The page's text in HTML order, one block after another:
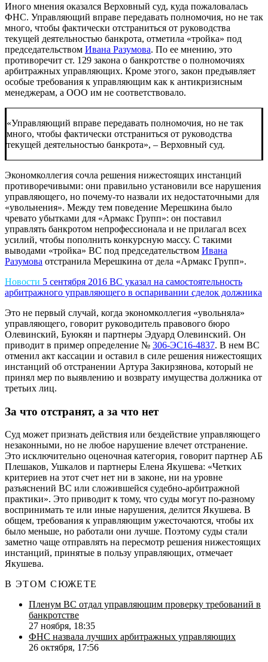
Иного мнения оказался Верховный суд, куда пожаловалась
ФНС. Управляющий вправе передавать полномочия, но не так
много, чтобы фактически отстраниться от руководства
текущей деятельностью банкрота, отметила «тройка» под
председательством Ивана Разумова. По ее мнению, это
противоречит ст. 129 закона о банкротстве о полномочиях
арбитражных управляющих. Кроме этого, закон предъявляет
особые требования к управляющим как к антикризисным
менеджерам, а ООО им не соответствовало.
«Управляющий вправе передавать полномочия, но не так
много, чтобы фактически отстраниться от руководства
текущей деятельностью банкрота», – Верховный суд.
Экономколлегия сочла решения нижестоящих инстанций
противоречивыми: они правильно установили все нарушения
управляющего, но почему-то назвали их недостаточными для
«увольнения». Между тем поведение Мерешкина было
чревато убытками для «Армакс Групп»: он поставил
управлять банкротом непрофессионала и не прилагал всех
усилий, чтобы пополнить конкурсную массу. С такими
выводами «тройка» ВС под председательством Ивана
Разумова отстранила Мерешкина от дела «Армакс Групп».
Новости 5 сентября 2016 ВС указал на самостоятельность
арбитражного управляющего в оспаривании сделок должника
Это не первый случай, когда экономколлегия «увольняла»
управляющего, говорит руководитель правового бюро
Олевинский, Буюкян и партнеры Эдуард Олевинский. Он
приводит в пример определение № 306-ЭС16-4837. В нем ВС
отменил акт кассации и оставил в силе решения нижестоящих
инстанций об отстранении Артура Закирзянова, который не
принял мер по выявлению и возврату имущества должника от
третьих лиц.
За что отстранят, а за что нет
Суд может признать действия или бездействие управляющего
незаконными, но не любое нарушение влечет отстранение.
Это исключительно оценочная категория, говорит партнер АБ
Плешаков, Ушкалов и партнеры Елена Якушева: «Четких
критериев на этот счет нет ни в законе, ни на уровне
разъяснений ВС или сложившейся судебно-арбитражной
практики». Это приводит к тому, что суды могут по-разному
воспринимать те или иные нарушения, делится Якушева. В
общем, требования к управляющим ужесточаются, чтобы их
было меньше, но работали они лучше. Поэтому суды стали
заметно чаще отправлять на пересмотр решения нижестоящих
инстанций, принятые в пользу управляющих, отмечает
Якушева.
В ЭТОМ СЮЖЕТЕ
Пленум ВС отдал управляющим проверку требований в
банкротстве
27 ноября, 18:35
ФНС назвала лучших арбитражных управляющих
26 октября, 17:56